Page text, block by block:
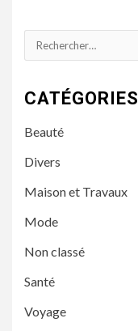
Rechercher :
CATÉGORIES
Beauté
Divers
Maison et Travaux
Mode
Non classé
Santé
Voyage